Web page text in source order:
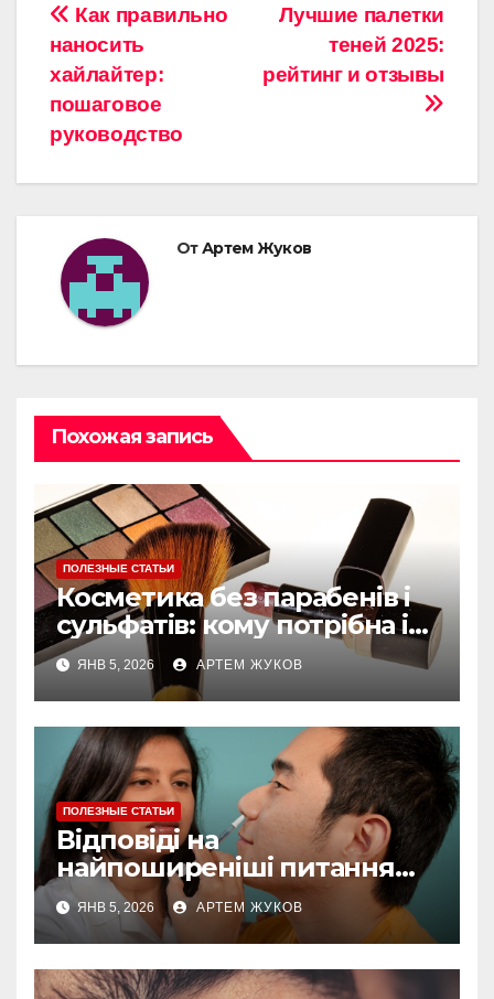
Навигация
по
записям
Лучшие палетки
теней 2025:
рейтинг и отзывы
Как правильно
наносить
хайлайтер:
пошаговое
руководство
ОтАртем Жуков
Похожая запись
ПОЛЕЗНЫЕ СТАТЬИ
Косметика без парабенів і
сульфатів: кому потрібна і
як обирати
ЯНВ 5, 2026 АРТЕМ ЖУКОВ
ПОЛЕЗНЫЕ СТАТЬИ
Відповіді на
найпоширеніші питання
про догляд за губами
ЯНВ 5, 2026 АРТЕМ ЖУКОВ